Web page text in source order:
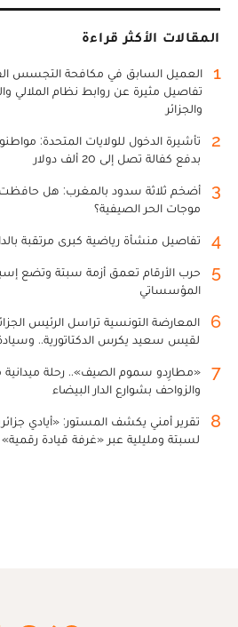
المقالات الأكثر قراءة
1
العميل السابق في مكافحة التجسس
تفاصيل مثيرة عن روابط نظام الملالي
والجزائر
2
بدفع كفالة تصل إلى 20 ألف دولار
3
أضخم ثلاثة سدود بالمغرب: هل
موجات الحر الصيفية؟
4 تفاصيل منشأة رياضية كبرى مرتقبة
5
حرب الأرقام تعمق أزمة سبتة وتضع
المؤسساتي
6
المعارضة التونسية تراسل الرئيس
لقيس سعيد يكرس الدكتاتورية..
7
«مطارِدو سموم الصيف».. رحلة
والزواحف بشوارع الدار البيضاء
8
تقرير أمني يكشف المستور: «أيادي
لسبتة ومليلية عبر «غرفة قيادة رقمية»